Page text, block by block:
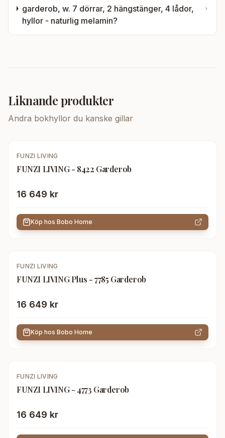
garderob, w. 7 dörrar, 2 hängstänger, 4 lådor,
hyllor - naturlig melamin?
Liknande produkter
Andra bokhyllor du kanske gillar
FUNZI LIVING
FUNZI LIVING - 8422 Garderob
16 649 kr
Köp hos Bobo Home
FUNZI LIVING
FUNZI LIVING Plus - 7785 Garderob
16 649 kr
Köp hos Bobo Home
FUNZI LIVING
FUNZI LIVING - 4773 Garderob
16 649 kr